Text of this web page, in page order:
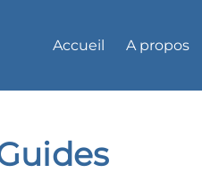
Accueil A propos